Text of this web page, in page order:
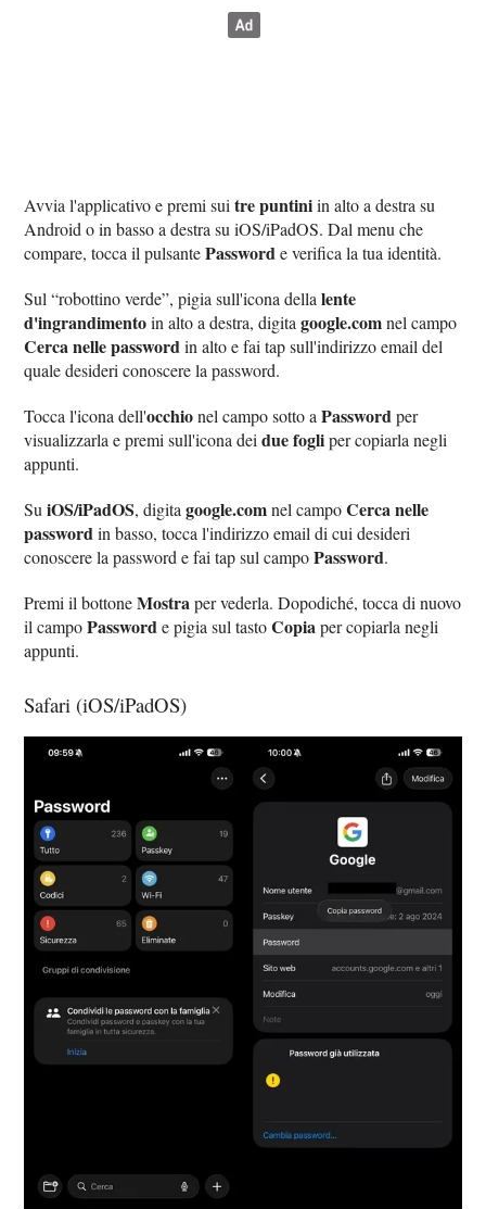
Avvia l'applicativo e premi suitre puntiniin alto a destra su
Android o in basso a destra su iOS/iPadOS. Dal menu che
compare, tocca il pulsantePassworde verifica la tua identità.
Sul “robottino verde”, pigia sull'icona dellalente
d'ingrandimentoin alto a destra, digitagoogle.comnel campo
Cerca nelle passwordin alto e fai tap sull'indirizzo email del
quale desideri conoscere la password.
Tocca l'icona dell'occhionel campo sotto aPasswordper
visualizzarla e premi sull'icona deidue fogliper copiarla negli
appunti.
SuiOS/iPadOS, digitagoogle.comnel campoCerca nelle
passwordin basso, tocca l'indirizzo email di cui desideri
conoscere la password e fai tap sul campoPassword.
Premi il bottoneMostraper vederla. Dopodiché, tocca di nuovo
il campoPassworde pigia sul tastoCopiaper copiarla negli
appunti.
Safari (iOS/iPadOS)